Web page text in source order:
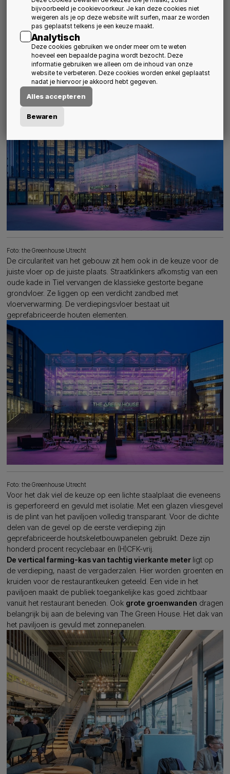
bijvoorbeeld je cookievoorkeur. Je kan deze cookies niet
weigeren als je op deze website wilt surfen, maar ze worden
pas geplaatst telkens je een keuze maakt.
Analytisch
Deze cookies gebruiken we onder meer om te weten
hoeveel een bepaalde pagina wordt bezocht. Deze
informatie gebruiken we alleen om de inhoud van onze
website te verbeteren. Deze cookies worden enkel geplaatst
nadat je hiervoor je akkoord hebt gegeven.
Alles accepteren
Bewaren
opgebouwd. Ook bij de keuze van het materiaal is gestreefd
naar hergebruik.
Het tweelaagse paviljoen is ontworpen alsgeneriek
bouwpakketmet een demontabel staalskelet van
gegalvaniseerde profielen. De maatvoering is afgeleid van die
van de rookglazen gevelpanelen van het voormalige
kazernegebouw; deze worden namelijk hergebruikt voor de
tweede huid en de kas van het paviljoen.
Foto: the Greenhouse Utrecht
De circulariteit van het gebouw zit hem ook in de keuze voor de
juiste vloer op de juiste plaats. Straatklinkers afkomstig van een
oude kade in Tiel vervangen de klassieke gestorte begane
grondvloer. Ze liggen op een verdicht zandbed met
vloerverwarming. De verdiepingsvloer bestaat uit
geprefabriceerde houten elementen.
Foto: the Greenhouse Utrecht
Voor het dak viel de keuze op een lichte staalplaat die eveneens
is geperforeerd en gevuld met isolatie. Met een glazen vliesgevel
is de plint van het paviljoen volledig transparant. Voor de dichte
delen van de gevel op de eerste verdieping zijn
geprefabriceerde houtskeletbouwpanelen gebruikt. Deze zijn
honderd procent recyclebaar en (H)CFK-vrij.
De vertical farming-kas van tachtig vierkante meter ligt op
de verdieping, naast de vergaderzalen. Hier worden groenten en
kruiden voor de restaurantkeuken geteeld. Een vide in het
paviljoen maakt de publiek toegankelijke kas goed zichtbaar
vanuit het restaurant beneden. Ook grote groenwanden dragen
belangrijk bij aan de beleving van The Green House. Het dak van
het paviljoen is gevuld met zonnepanelen.